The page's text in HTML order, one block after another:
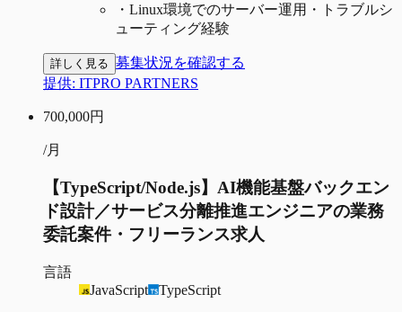
・ Linux環境でのサーバー運用・トラブルシ
ューティング経験
詳しく見る 募集状況を確認する
提供: ITPRO PARTNERS
700,000円
/月
【TypeScript/Node.js】AI機能基盤バックエン
ド設計／サービス分離推進エンジニアの業務
委託案件・フリーランス求人
言語
JavaScript
TypeScript